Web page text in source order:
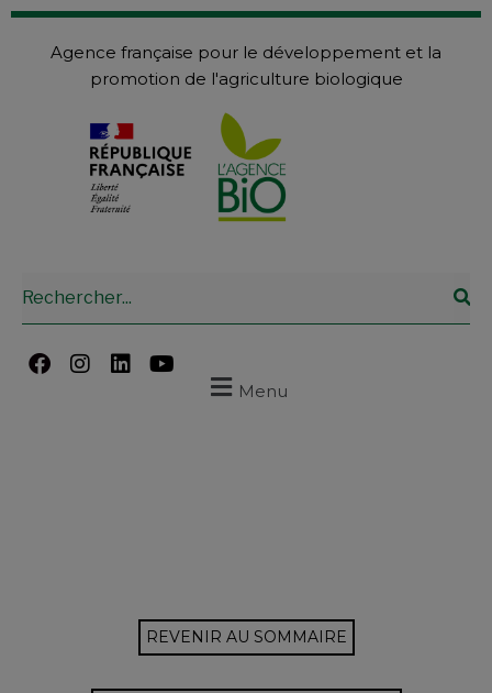
Agence française pour le développement et la
promotion de l'agriculture biologique
Menu
REVENIR AU SOMMAIRE